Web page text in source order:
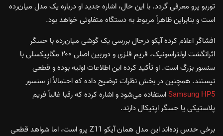
توربو پرو معرفی گردد. با این حال، اشاره جدید او درباره یک مدل میان‌رده
است و بنابراین ظاهراً مربوط به دستگاه متفاوتی خواهد بود.
افشاگر اعلام کرده آیکو درحال بررسی یک گوشی میان‌رده با حسگر
اثرانگشت اولتراسونیک، فریم فلزی و دوربین اصلی ۲۰۰ مگاپیکسلی با
سنسور بزرگ است. او تأکید کرده این اطلاعات اولیه بوده و قطعی
نیستند. همچنین در بخش نظرات توضیح داده که احتمالاً از سنسور
Samsung HP5استفاده می‌شود و اشاره کرده که رقبا غالباً فریم
پلاستیکی یا حسگر اپتیکال دارند.
برخی حدس زده‌اند این مدل همان آیکو Z11 پرو است، اما شواهد قطعی